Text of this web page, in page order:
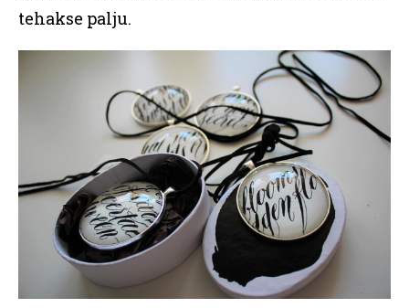
tehakse palju.